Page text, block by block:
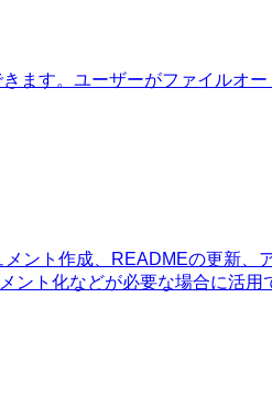
ます。ユーザーがファイルオ
ント作成、READMEの更新
ト化などが必要な場合に活用